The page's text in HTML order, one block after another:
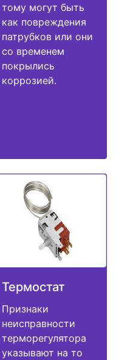
тому могут быть
как повреждения
патрубков или они
со временем
покрылись
коррозией.
Термостат
Признаки
неисправности
терморегулятора
указывают на то